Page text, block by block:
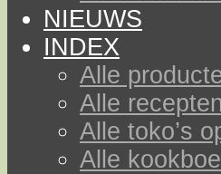
NIEUWS
INDEX
Alle
Alle
Alle toko’s
Alle